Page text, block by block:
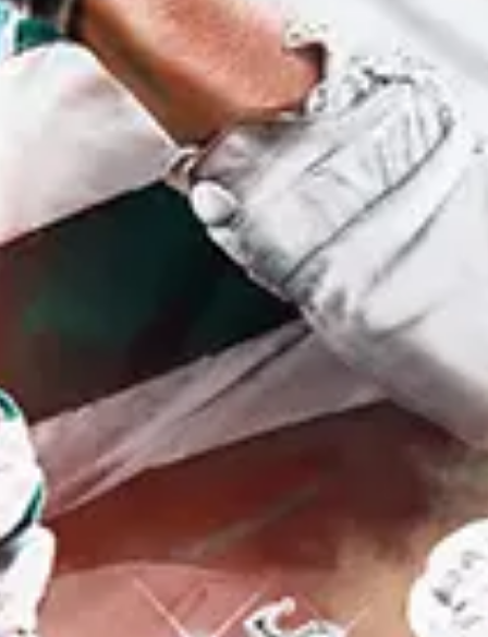
JEUXDI BY PARISLONGCHAMP
JEUXDI BY PARISLONGCHAMP
LA GARDEN PARTY - CYGAMES GRAND PRIX DE PARIS -
LA GARDEN PARTY - CYGAMES GRAND PRIX DE PARIS -
TOUS NOS ÉVÉNEMENTS
ABONNEMENTS ANNUELS
ABONNEMENTS ANNUELS
JOURS DE COURSES
JOURS DE COURSES
PARKING
PARKING
NOS EXPÉRIENCES